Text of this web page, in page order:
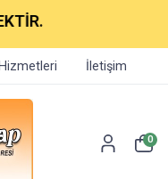
İletişim
0